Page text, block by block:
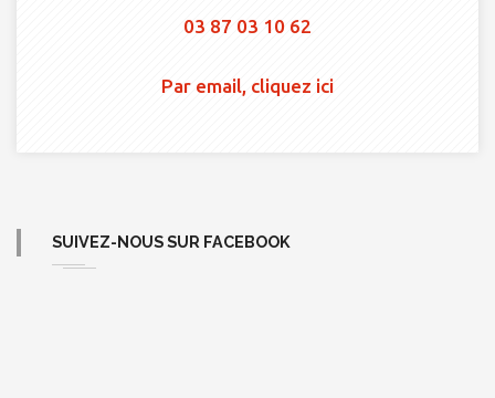
03 87 03 10 62
Par email, cliquez ici
SUIVEZ-NOUS SUR FACEBOOK